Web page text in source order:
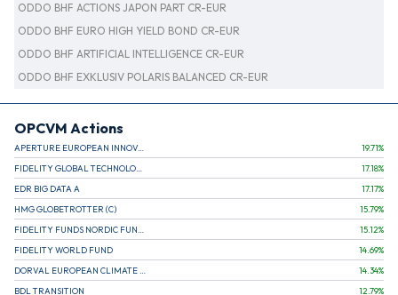
ODDO BHF ACTIONS JAPON PART CR-EUR
ODDO BHF EURO HIGH YIELD BOND CR-EUR
ODDO BHF ARTIFICIAL INTELLIGENCE CR-EUR
ODDO BHF EXKLUSIV POLARIS BALANCED CR-EUR
OPCVM Actions
APERTURE EUROPEAN INNOVATION 19.71%
17.18%
EDR BIG DATA A
17.17%
HMG GLOBETROTTER (C)
15.79%
15.12%
FIDELITY WORLD FUND
14.69%
14.34%
BDL TRANSITION
12.79%